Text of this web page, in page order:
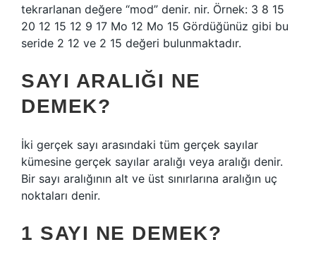
tekrarlanan değere “mod” denir. nir. Örnek: 3 8 15
20 12 15 12 9 17 Mo 12 Mo 15 Gördüğünüz gibi bu
seride 2 12 ve 2 15 değeri bulunmaktadır.
SAYI ARALIĞI NE
DEMEK?
İki gerçek sayı arasındaki tüm gerçek sayılar
kümesine gerçek sayılar aralığı veya aralığı denir.
Bir sayı aralığının alt ve üst sınırlarına aralığın uç
noktaları denir.
1 SAYI NE DEMEK?